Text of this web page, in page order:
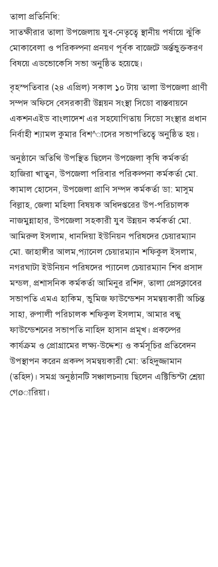
তালা প্রতিনিধি:
সাতক্ষীরার তালা উপজেলায় যুব-নেতৃত্বে স্থানীয় পর্যায়ে ঝুঁকি
মোকাবেলা ও পরিকল্পনা প্রনয়ণ পূর্বক বাজেটে অর্ন্তভুক্তকরণ
বিষয়ে এডভোকেসি সভা অনুষ্ঠিত হয়েছে।
বৃহস্পতিবার (২৪ এপ্রিল) সকাল ১০ টায় তালা উপজেলা প্রাণী
সম্পদ অফিসে বেসরকারী উন্নয়ন সংস্থা সিডো বাস্তবায়নে
একশনএইড বাংলাদেশ এর সহযোগিতায় সিডো সংস্থার প্রধান
নির্বাহী শ্যামল কুমার বিশ^াসের সভাপতিত্বে অনুষ্ঠিত হয়।
অনুষ্ঠানে অতিথি উপস্থিত ছিলেন উপজেলা কৃষি কর্মকর্তা
হাজিরা খাতুন, উপজেলা পরিবার পরিকল্পনা কর্মকর্তা মো.
কামাল হোসেন, উপজেলা প্রাণি সম্পদ কর্মকর্তা ডা: মাসুম
বিল্লাহ, জেলা মহিলা বিষয়ক অধিদপ্তরের উপ-পরিচালক
নাজমুন্নাহার, উপজেলা সহকারী যুব উন্নয়ন কর্মকর্তা মো.
আমিরুল ইসলাম, ধানদিয়া ইউনিয়ন পরিষদের চেয়ারম্যান
মো. জাহাঙ্গীর আলম,প্যানেল চেয়ারম্যান শফিকুল ইসলাম,
নগরঘাটা ইউনিয়ন পরিষদের প্যানেল চেয়ারম্যান শিব প্রসাদ
মন্ডল, প্রশাসনিক কর্মকর্তা আমিনুর রশিদ, তালা প্রেসক্লাবের
সভাপতি এমএ হাকিম, ভুমিজ ফাউন্ডেশন সমন্বয়কারী অচিন্ত
সাহা, রুপালী পরিচালক শফিকুল ইসলাম, আমার বন্ধু
ফাউন্ডেশনের সভাপতি নাহিদ হাসান প্রমূখ। প্রকল্পের
কার্যক্রম ও প্রোগ্রামের লক্ষ্য-উদ্দেশ্য ও কর্মসূচির প্রতিবেদন
উপস্থাপন করেন প্রকল্প সমন্বয়কারী মো: তহিদুজ্জামান
(তহিদ)। সমগ্র অনুষ্ঠানটি সঞ্চালচনায় ছিলেন এক্টিভিস্টা শ্রেয়া
গেøারিয়া।